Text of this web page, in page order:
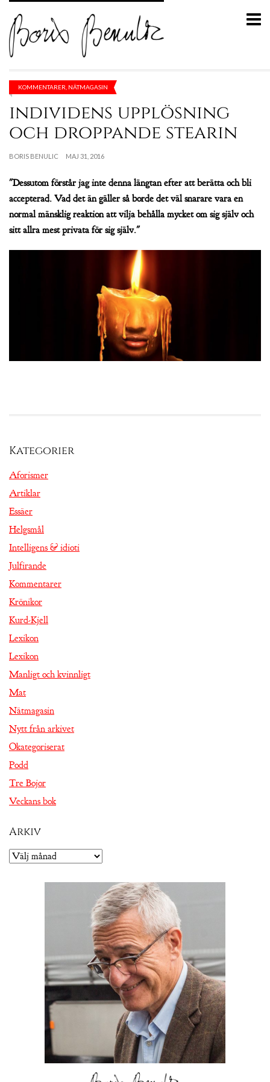
KOMMENTARER NÄTMAGASIN
individens upplösning
och droppande stearin
BORIS BENULIC MAJ 31, 2016
"Dessutom förstår jag inte denna längtan efter att berätta och bli
accepterad. Vad det än gäller så borde det väl snarare vara en
normal mänsklig reaktion att vilja behålla mycket om sig själv och
sitt allra mest privata för sig själv."
Kategorier
Aforismer
Artiklar
Essäer
Helgsmål
Intelligens & idioti
Julfirande
Kommentarer
Krönikor
Kurd-Kjell
Lexikon
Lexikon
Manligt och kvinnligt
Mat
Nätmagasin
Nytt från arkivet
Okategoriserat
Podd
Tre Bojor
Veckans bok
Arkiv
Arkiv